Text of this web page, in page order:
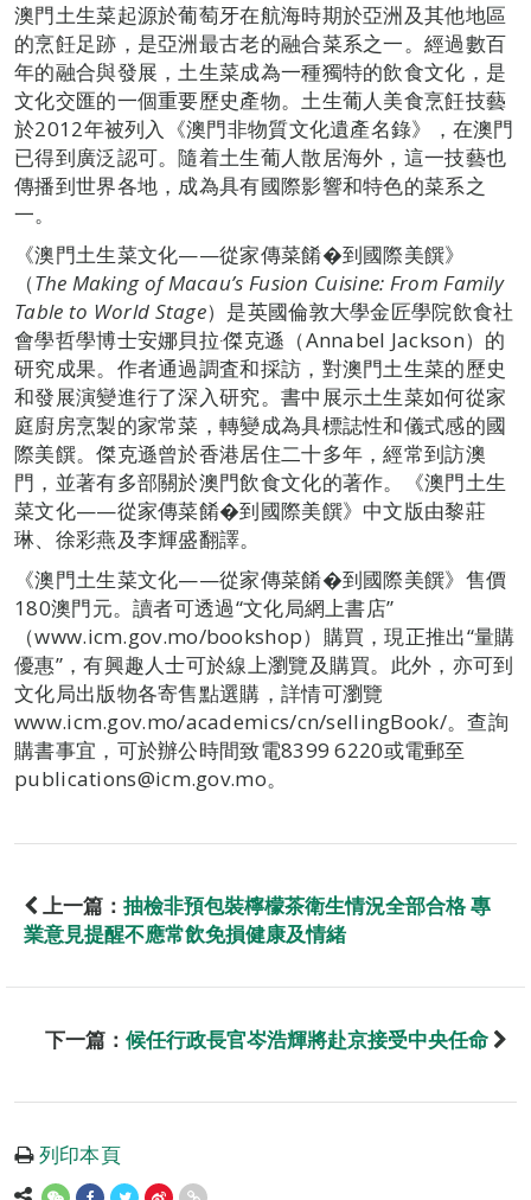
澳門土生菜起源於葡萄牙在航海時期於亞洲及其他地區
的烹飪足跡，是亞洲最古老的融合菜系之一。經過數百
年的融合與發展，土生菜成為一種獨特的飲食文化，是
文化交匯的一個重要歷史產物。土生葡人美食烹飪技藝
於2012年被列入《澳門非物質文化遺產名錄》，在澳門
已得到廣泛認可。隨着土生葡人散居海外，這一技藝也
傳播到世界各地，成為具有國際影響和特色的菜系之
一。
《澳門土生菜文化——從家傳菜餚�到國際美饌》
（The Making of Macau’s Fusion Cuisine: From Family
Table to World Stage）是英國倫敦大學金匠學院飲食社
會學哲學博士安娜貝拉‧傑克遜（Annabel Jackson）的
研究成果。作者通過調査和採訪，對澳門土生菜的歷史
和發展演變進行了深入研究。書中展示土生菜如何從家
庭廚房烹製的家常菜，轉變成為具標誌性和儀式感的國
際美饌。傑克遜曾於香港居住二十多年，經常到訪澳
門，並著有多部關於澳門飲食文化的著作。《澳門土生
菜文化——從家傳菜餚�到國際美饌》中文版由黎莊
琳、徐彩燕及李輝盛翻譯。
《澳門土生菜文化——從家傳菜餚�到國際美饌》售價
180澳門元。讀者可透過“文化局網上書店”
（www.icm.gov.mo/bookshop）購買，現正推出“量購
優惠”，有興趣人士可於線上瀏覽及購買。此外，亦可到
文化局出版物各寄售點選購，詳情可瀏覽
www.icm.gov.mo/academics/cn/sellingBook/。查詢
購書事宜，可於辦公時間致電8399 6220或電郵至
publications@icm.gov.mo。
上一篇： 抽檢非預包裝檸檬茶衛生情況全部合格 專
業意見提醒不應常飲免損健康及情緒
下一篇： 候任行政長官岑浩輝將赴京接受中央任命
列印本頁